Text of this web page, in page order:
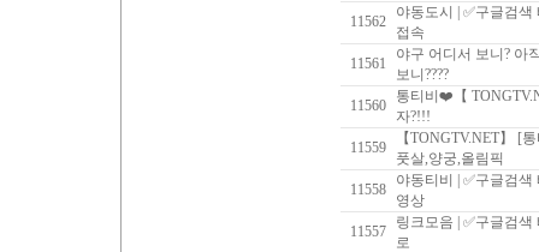
11562
야동도시 | ✅구글검
접속
11561
야구 어디서 보니? 아
보니????
11560
통티비❤️【
자?!!!
11559
【TONGTV.NET】 [
풋살,양궁,올림픽
11558
야동티비 | ✅구글검
영상
11557
링크모음 | ✅구글검
로